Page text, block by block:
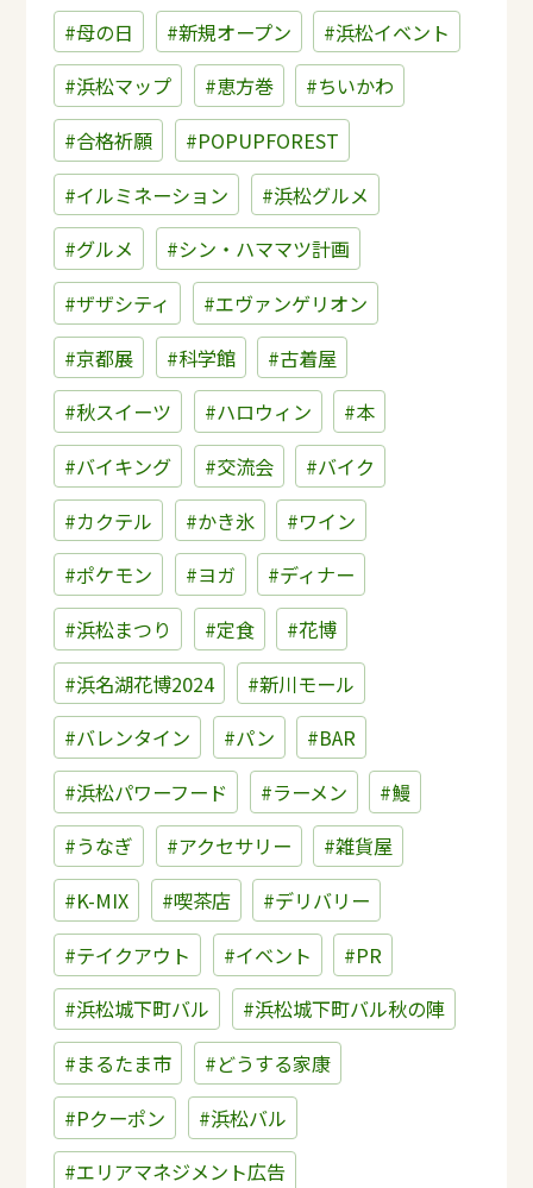
#母の日
#新規オープン
#浜松イベント
#浜松マップ
#恵方巻
#ちいかわ
#合格祈願
#POPUPFOREST
#イルミネーション
#浜松グルメ
#グルメ
#シン・ハママツ計画
#ザザシティ
#エヴァンゲリオン
#京都展
#科学館
#古着屋
#秋スイーツ
#ハロウィン
#本
#バイキング
#交流会
#バイク
#カクテル
#かき氷
#ワイン
#ポケモン
#ヨガ
#ディナー
#浜松まつり
#定食
#花博
#浜名湖花博2024
#新川モール
#バレンタイン
#パン
#BAR
#浜松パワーフード
#ラーメン
#鰻
#うなぎ
#アクセサリー
#雑貨屋
#K-MIX
#喫茶店
#デリバリー
#テイクアウト
#イベント
#PR
#浜松城下町バル
#浜松城下町バル秋の陣
#まるたま市
#どうする家康
#Pクーポン
#浜松バル
#エリアマネジメント広告